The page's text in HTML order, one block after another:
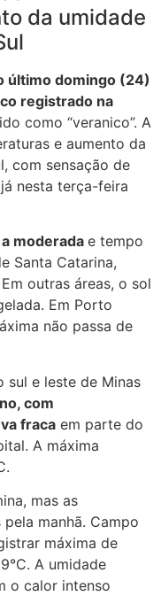
da umidade
último domingo (24)
registrado na
como “veranico”. A
e aumento da
com sensação de
nesta terça-feira
moderada e tempo
Santa Catarina,
outras áreas, o sol
Em Porto
não passa de
sul e leste de Minas
com
fraca em parte do
A máxima
mas as
manhã. Campo
máxima de
A umidade
o calor intenso